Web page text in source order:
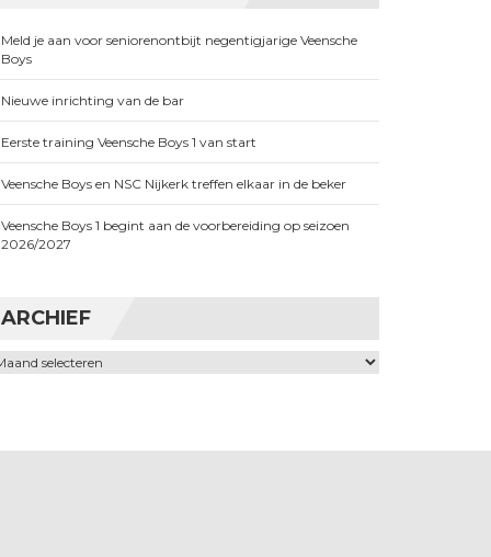
Meld je aan voor seniorenontbijt negentigjarige Veensche
Boys
Nieuwe inrichting van de bar
Eerste training Veensche Boys 1 van start
Veensche Boys en NSC Nijkerk treffen elkaar in de beker
Veensche Boys 1 begint aan de voorbereiding op seizoen
2026/2027
ARCHIEF